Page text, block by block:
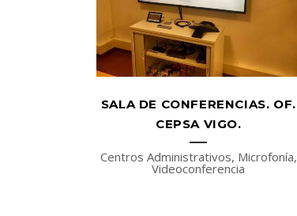
SALA DE CONFERENCIAS. OF.
CEPSA VIGO.
Centros Administrativos, Microfonía,
Videoconferencia